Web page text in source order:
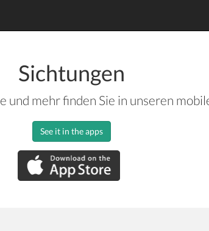
Sichtungen
und mehr finden Sie in unseren
See it in the apps